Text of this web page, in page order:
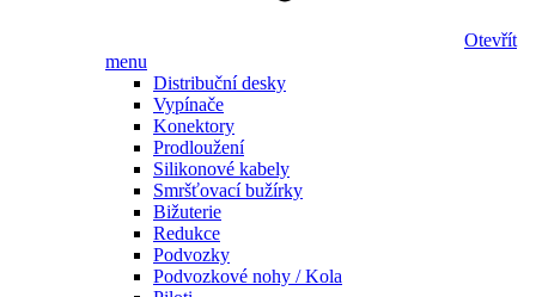
Otevřít
menu
Distribuční desky
Vypínače
Konektory
Prodloužení
Silikonové kabely
Smršťovací bužírky
Bižuterie
Redukce
Podvozky
Podvozkové nohy / Kola